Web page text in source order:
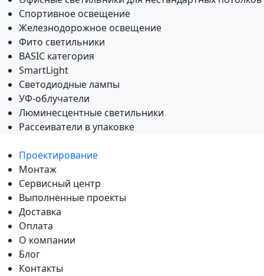
Спортивное освещение
Железнодорожное освещение
Фито светильники
BASIC категория
SmartLight
Светодиодные лампы
УФ-облучатели
Люминесцентные светильники
Рассеиватели в упаковке
Проектирование
Монтаж
Сервисный центр
Выполненные проекты
Доставка
Оплата
О компании
Блог
Контакты